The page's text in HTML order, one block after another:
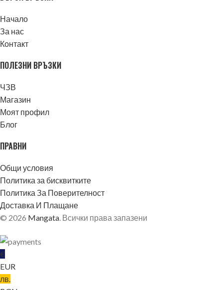
Начало
За нас
Контакт
ПОЛЕЗНИ ВРЪЗКИ
ЧЗВ
Магазин
Моят профил
Блог
ПРАВНИ
Общи условия
Политика за бисквитките
Политика За Поверителност
Доставка И Плащане
© 2026 Mangata. Всички права запазени
€
EUR
лв.